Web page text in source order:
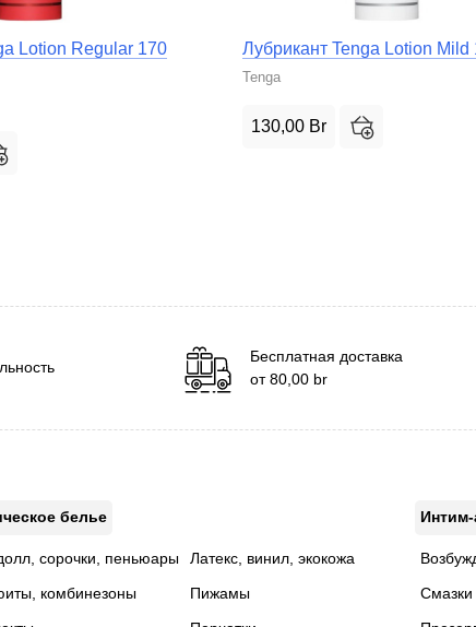
Lotion Regular 170
Лубрикант Tenga Lotion Mild
Tenga
130,00 Br
Бесплатная доставка
от80,00 br
белье
сорочки, пеньюары
комбинезоны
Латекс, винил, экокожа
Пижамы
Интим-
Смазки